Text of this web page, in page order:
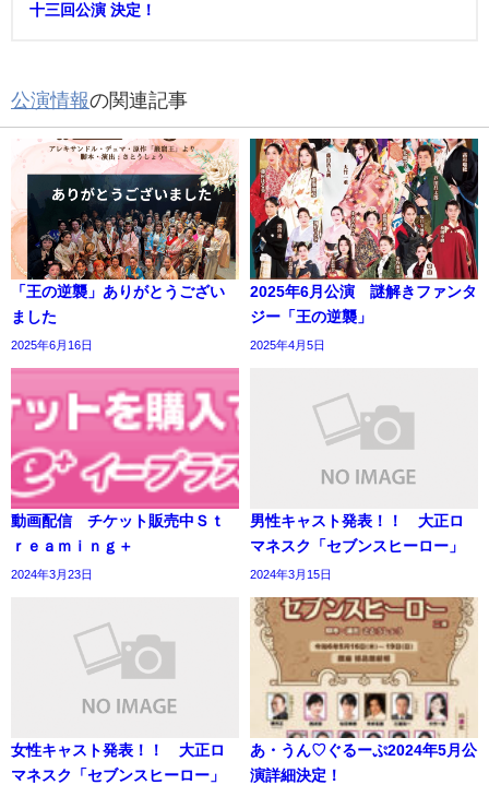
十三回公演 決定！
公演情報の関連記事
「王の逆襲」ありがとうござい
ました
2025年6月16日
2025年6月公演 謎解きファンタ
ジー「王の逆襲」
2025年4月5日
動画配信 チケット販売中Ｓｔ
ｒｅａｍｉｎｇ＋
2024年3月23日
男性キャスト発表！！ 大正ロ
マネスク「セブンスヒーロー」
2024年3月15日
女性キャスト発表！！ 大正ロ
マネスク「セブンスヒーロー」
あ・うん♡ぐるーぷ2024年5月公
演詳細決定！